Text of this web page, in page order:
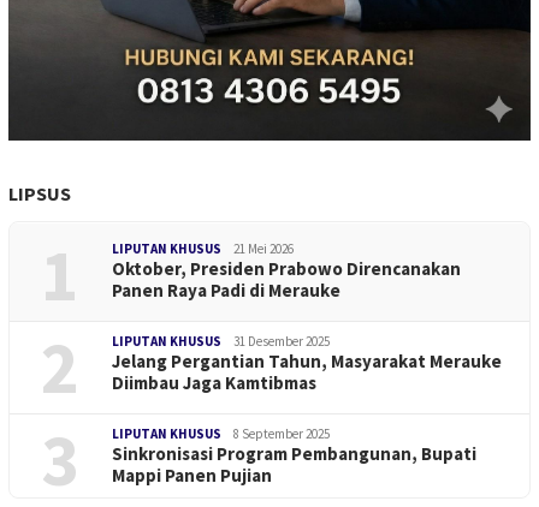
LIPSUS
1 LIPUTAN KHUSUS 21 Mei 2026
Oktober, Presiden Prabowo Direncanakan
Panen Raya Padi di Merauke
2 LIPUTAN KHUSUS 31 Desember 2025
Jelang Pergantian Tahun, Masyarakat Merauke
Diimbau Jaga Kamtibmas
3 LIPUTAN KHUSUS 8 September 2025
Sinkronisasi Program Pembangunan, Bupati
Mappi Panen Pujian